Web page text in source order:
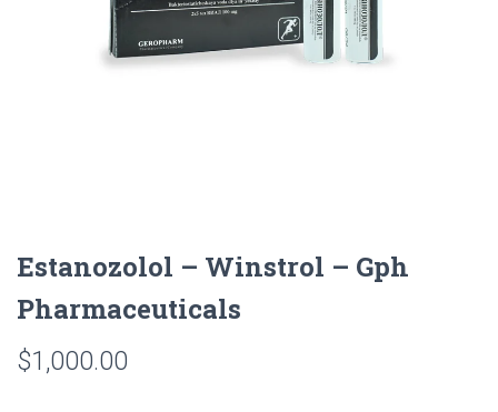
Estanozolol – Winstrol – Gph
Pharmaceuticals
$1,000.00